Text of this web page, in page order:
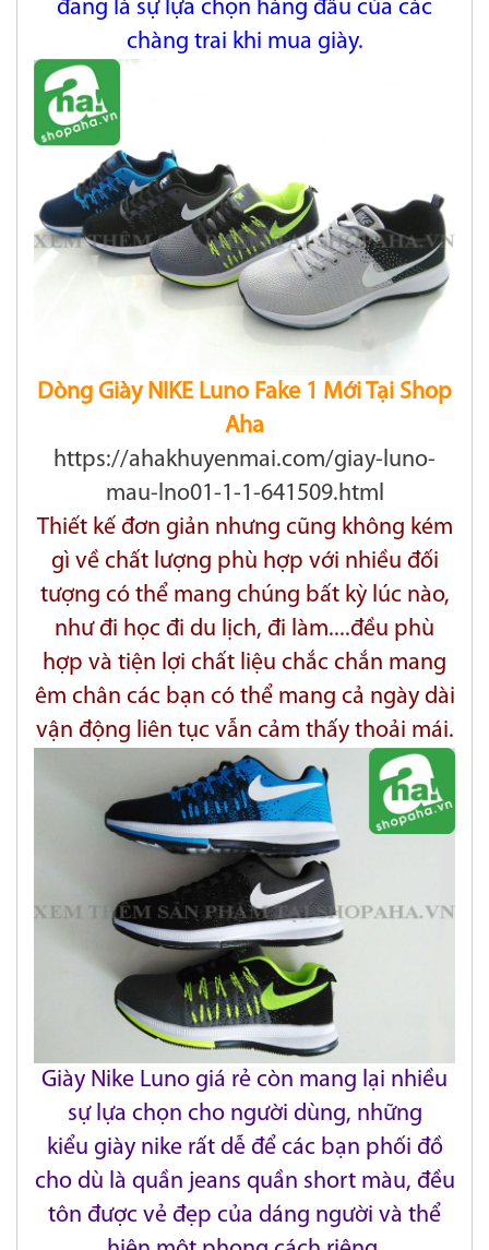
đang là sự lựa chọn hàng đầu của các
chàng trai khi mua giày.
Dòng Giày NIKE Luno Fake 1 Mới Tại Shop
Aha
https://ahakhuyenmai.com/giay-luno-
mau-lno01-1-1-641509.html
Thiết kế đơn giản nhưng cũng không kém
gì về chất lượng phù hợp với nhiều đối
tượng có thể mang chúng bất kỳ lúc nào,
như đi học đi du lịch, đi làm....đều phù
hợp và tiện lợi chất liệu chắc chắn mang
êm chân các bạn có thể mang cả ngày dài
vận động liên tục vẫn cảm thấy thoải mái.
Giày Nike Luno giá rẻ còn mang lại nhiều
sự lựa chọn cho người dùng, những
kiểu giày nike rất dễ để các bạn phối đồ
cho dù là quần jeans quần short màu, đều
tôn được vẻ đẹp của dáng người và thể